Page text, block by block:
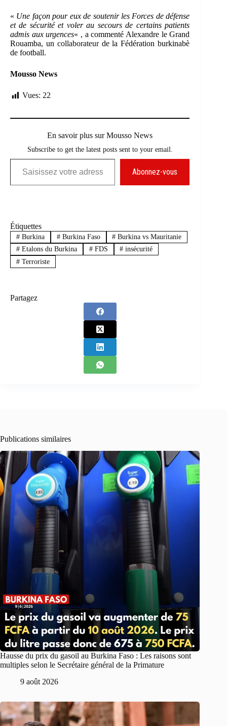
« Une façon pour eux de soutenir les Forces de défense
et de sécurité et voler au secours de certains patients
admis aux urgences« , a commenté Alexandre le Grand
Rouamba, un collaborateurde la Fédération burkinabè
de football.
Mousso News
Vues: 22
En savoir plus sur Mousso News
Subscribe to get the latest posts sent to your email.
Saisissez votre adresse e-mail…
Abonnez-vous
Étiquettes
#Burkina #Burkina Faso # Burkina vs Mauritanie
#Etalons du Burkina #FDS # insécurité
#Terroriste
Partagez
Publications similaires
Hausse du prix du gasoil au Burkina Faso : Les raisons sont
multiples selon le Secrétaire général de la Primature
9 août 2026